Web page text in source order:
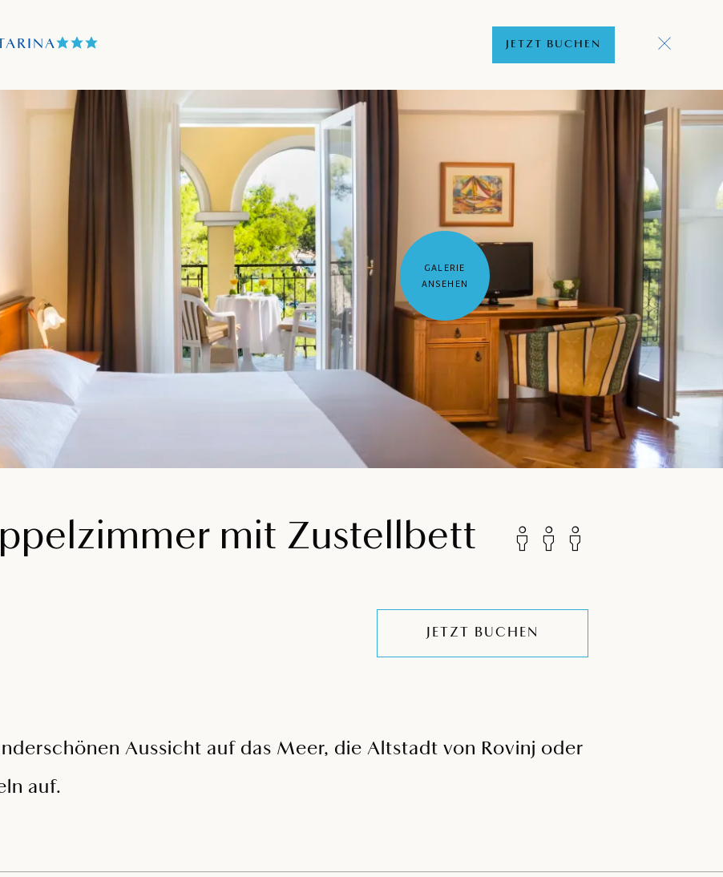
JETZT BUCHEN
GALERIE
ANSEHEN
mit Zustellbett
JETZT BUCHEN
Aussicht auf das Meer, die Altstadt von Rovinj oder
auf.